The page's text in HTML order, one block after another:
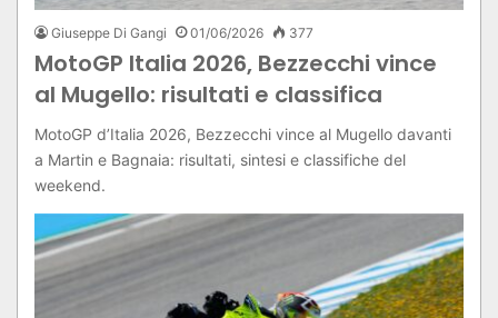
Giuseppe Di Gangi 01/06/2026 377
MotoGP Italia 2026, Bezzecchi vince
al Mugello: risultati e classifica
MotoGP d’Italia 2026, Bezzecchi vince al Mugello davanti
a Martin e Bagnaia: risultati, sintesi e classifiche del
weekend.